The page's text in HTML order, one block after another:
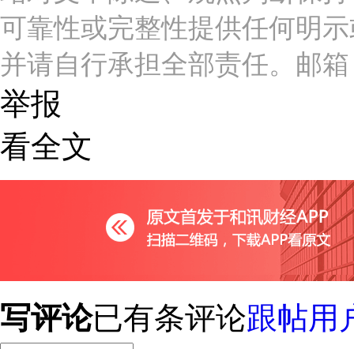
可靠性或完整性提供任何明
并请自行承担全部责任。邮箱
举报
看全文
写评论已有条评论跟帖用